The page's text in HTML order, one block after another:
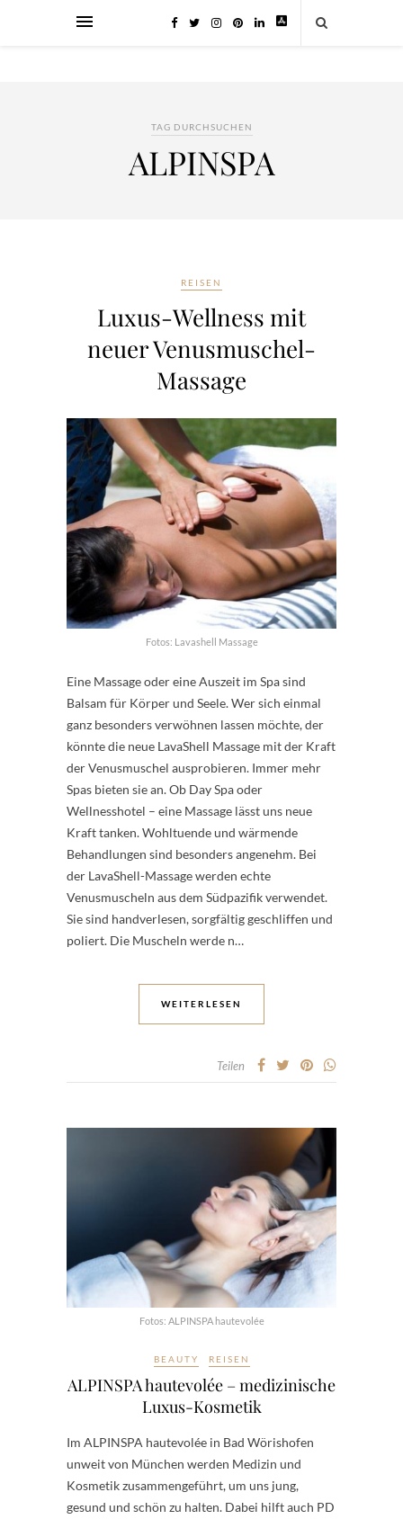
TAG DURCHSUCHEN
ALPINSPA
REISEN
Luxus-Wellness mit
neuer Venusmuschel-
Massage
Fotos: Lavashell Massage
Eine Massage oder eine Auszeit im Spa sind
Balsam für Körper und Seele. Wer sich einmal
ganz besonders verwöhnen lassen möchte, der
könnte die neue LavaShell Massage mit der Kraft
der Venusmuschel ausprobieren. Immer mehr
Spas bieten sie an. Ob Day Spa oder
Wellnesshotel – eine Massage lässt uns neue
Kraft tanken. Wohltuende und wärmende
Behandlungen sind besonders angenehm. Bei
der LavaShell-Massage werden echte
Venusmuscheln aus dem Südpazifik verwendet.
Sie sind handverlesen, sorgfältig geschliffen und
poliert. Die Muscheln werde n…
WEITERLESEN
Teilen
Fotos: ALPINSPA hautevolée
BEAUTY REISEN
ALPINSPA hautevolée – medizinische
Luxus-Kosmetik
Im ALPINSPA hautevolée in Bad Wörishofen
unweit von München werden Medizin und
Kosmetik zusammengeführt, um uns jung,
gesund und schön zu halten. Dabei hilft auch PD